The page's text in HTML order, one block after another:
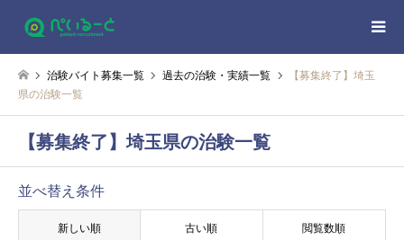
治験バイト募集一覧 過去の治験・実績一覧
【募集終了】埼玉
県の治験一覧
【募集終了】埼玉県の治験一覧
並べ替え条件
新しい順 古い順 閲覧数順